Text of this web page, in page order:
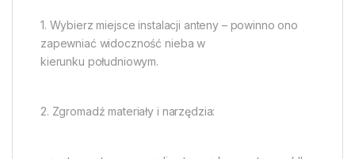
1. Wybierz miejsce instalacji anteny – powinno ono
zapewniać widoczność nieba w
kierunku południowym.
2. Zgromadź materiały i narzędzia: